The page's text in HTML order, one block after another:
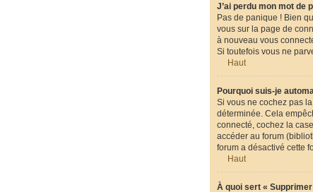
J’ai perdu mon mot de
Pas de panique ! Bien
vous sur la page de
à nouveau vous
Si toutefois vous ne
Haut
Pourquoi suis-je
Si vous ne cochez pas
déterminée. Cela
connecté, cochez la case
accéder au forum
forum a désactivé cette
Haut
À quoi sert «